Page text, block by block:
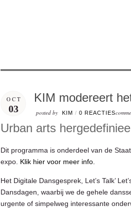
OCT
03
KIM modereert
posted by KIM / 0 REACTIES
Urban arts
Dit programma is onderdeel van de
expo. Klik hier voor meer info.
Het Digitale Dansgesprek, Let’s Talk’
Dansdagen, waarbij we de gehele
urgente of simpelweg interessante